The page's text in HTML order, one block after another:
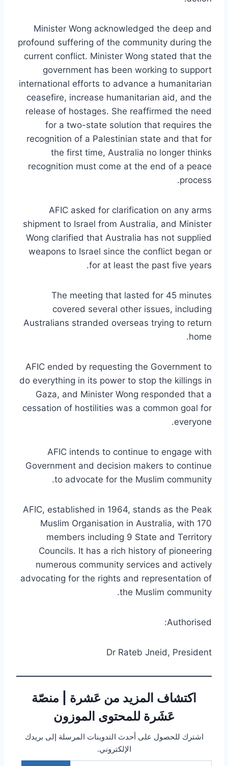
Minister Wong acknowledged the deep and
profound suffering of the community during the
current conflict. Minister Wong stated that the
government has been working to support
international efforts to advance a humanitarian
ceasefire, increase humanitarian aid, and the
release of hostages. She reaffirmed the need
for a two-state solution that requires the
recognition of a Palestinian state and that for
the first time, Australia no longer thinks
recognition must come at the end of a peace
process.
AFIC asked for clarification on any arms
shipment to Israel from Australia, and Minister
Wong clarified that Australia has not supplied
weapons to Israel since the conflict began or
for at least the past five years.
The meeting that lasted for 45 minutes
covered several other issues, including
Australians stranded overseas trying to return
home.
AFIC ended by requesting the Government to
do everything in its power to stop the killings in
Gaza, and Minister Wong responded that a
cessation of hostilities was a common goal for
everyone.
AFIC intends to continue to engage with
Government and decision makers to continue
to advocate for the Muslim community.
AFIC, established in 1964, stands as the Peak
Muslim Organisation in Australia, with 170
members including 9 State and Territory
Councils. It has a rich history of pioneering
numerous community services and actively
advocating for the rights and representation of
the Muslim community.
Authorised:
Dr Rateb Jneid, President
اكتشاف المزيد من عَشرة | منصّة
عَشَرة للمحتوى الموزون
اشترك للحصول على أحدث التدوينات المرسلة إلى بريدك
الإلكتروني.
كتابة بريدك الإلكتروني...